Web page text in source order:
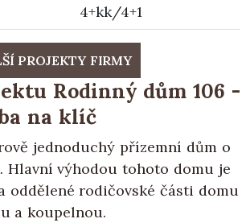
4+kk/4+1
PROJEKTY FIRMY
Rodinný dům 106 -
na klíč
jednoduchý přízemní dům o
Hlavní výhodou tohoto domu je
oddělené rodičovské části domu
a koupelnou.